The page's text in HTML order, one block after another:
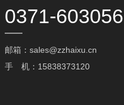
0371-
邮箱：sales@zzhaixu.cn
手 机：15838373120